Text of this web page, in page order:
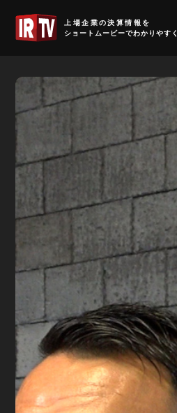
上場企業の決算情報を
ショートムービーでわかりやすく